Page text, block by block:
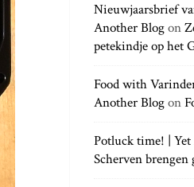
Nieuwjaarsbrief
Another Blogon
petekindje op het
Food with
Another Blogon
Potluck time! |
Scherven brengen